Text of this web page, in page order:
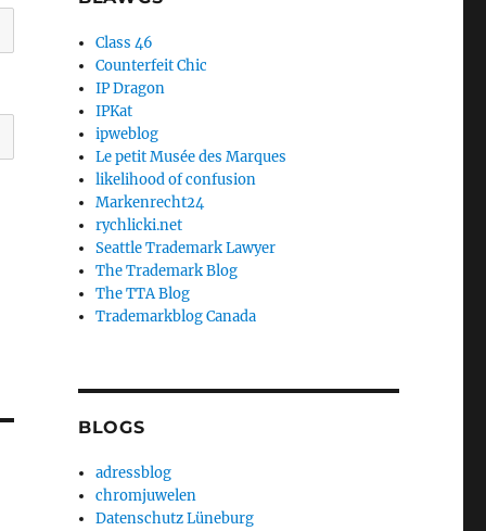
Class 46
Counterfeit Chic
IP Dragon
IPKat
ipweblog
Le petit Musée des Marques
likelihood of confusion
Markenrecht24
rychlicki.net
Seattle Trademark Lawyer
The Trademark Blog
The TTA Blog
Trademarkblog Canada
BLOGS
adressblog
chromjuwelen
Datenschutz Lüneburg